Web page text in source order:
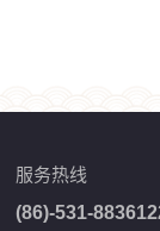
服务热线
(86)-531-